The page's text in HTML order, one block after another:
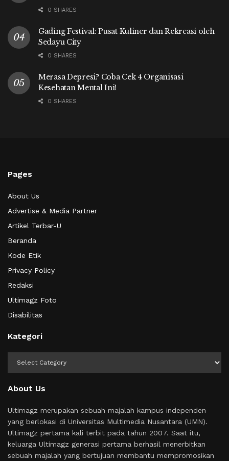
0 SHARES
Gading Festival: Pusat Kuliner dan Rekreasi oleh
Sedayu City
0 SHARES
Merasa Depresi? Coba Cek 4 Organisasi
Kesehatan Mental Ini!
0 SHARES
Pages
About Us
Advertise & Media Partner
Artikel Terbar-U
Beranda
Kode Etik
Privacy Policy
Redaksi
Ultimagz Foto
Disabilitas
Kategori
About Us
Ultimagz merupakan sebuah majalah kampus independen
yang berlokasi di Universitas Multimedia Nusantara (UMN).
Ultimagz pertama kali terbit pada tahun 2007. Saat itu,
keluarga Ultimagz generasi pertama berhasil menerbitkan
sebuah majalah yang bertujuan membantu mempromosikan